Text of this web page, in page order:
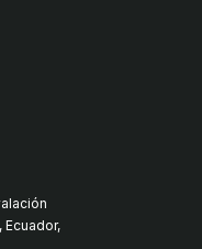
Ecuador,